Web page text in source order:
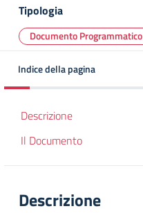
Tipologia
Documento Programmatico
Indice della pagina
Descrizione
Il Documento
Descrizione